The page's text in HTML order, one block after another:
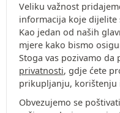
Veliku važnost
informacija koje dijelite
Kao jedan od naših
mjere kako bismo
Stoga vas pozivamo
privatnosti, gdje ćete
prikupljanju, korištenju
Obvezujemo se